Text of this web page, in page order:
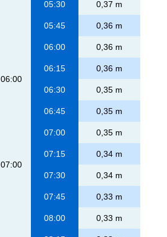
05:30 0,37 m
05:45 0,36 m
06:00
06:00 0,36 m
06:15 0,36 m
06:30 0,35 m
06:45 0,35 m
07:00
07:00 0,35 m
07:15 0,34 m
07:30 0,34 m
07:45 0,33 m
08:00 0,33 m